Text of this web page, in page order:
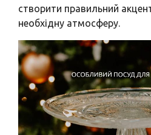
створити правильний
необхідну атмосферу.